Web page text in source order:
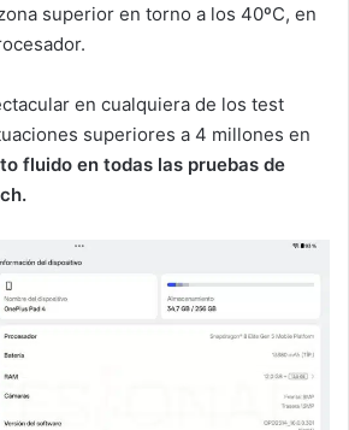
superior en torno a los 40ºC, en
en cualquiera de los test
superiores a 4 millones en
fluido en todas las pruebas de